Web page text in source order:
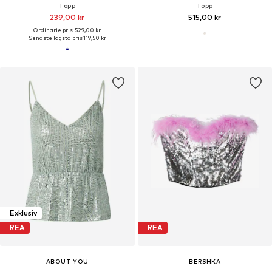
Topp
239,00 kr
Ordinarie pris: 529,00 kr
Senaste lägsta pris:119,50 kr
Topp
515,00 kr
Exklusiv
REA
ABOUT YOU
REA
BERSHKA